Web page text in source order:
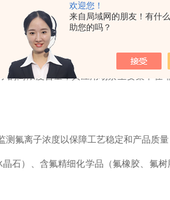
欢迎您！
来自局域网的朋友！有什
助您的吗？
些呢
高浓度含量，其应用场景主要集中
氟离子浓度以保障工艺稳定和产品质
石）、含氟精细化学品（氟橡胶、氟